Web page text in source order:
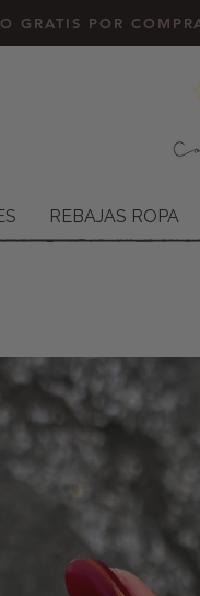
GRATIS POR
REBAJAS ROPA